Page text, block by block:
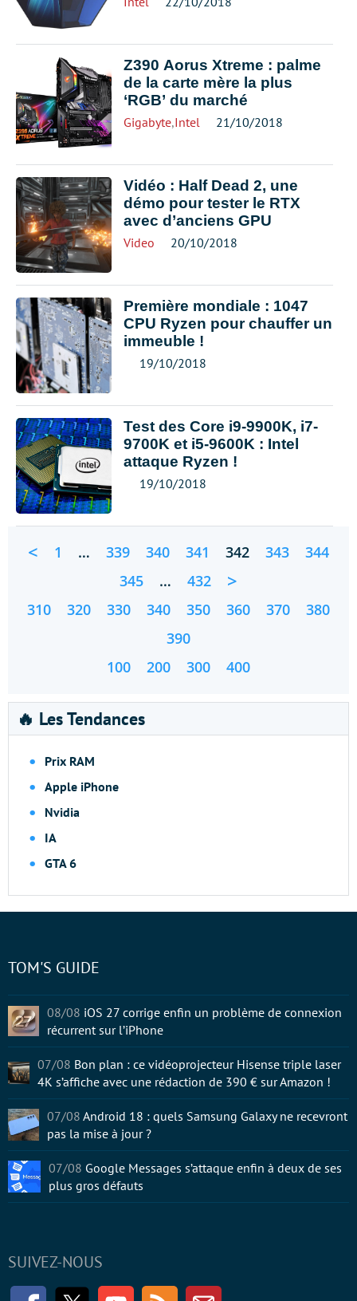
Z390 Aorus Xtreme : palme
de la carte mère la plus
‘RGB’ du marché
Gigabyte,Intel 21/10/2018
Vidéo : Half Dead 2, une
démo pour tester le RTX
avec d’anciens GPU
Video 20/10/2018
Première mondiale : 1047
CPU Ryzen pour chauffer un
immeuble !
19/10/2018
Test des Core i9-9900K, i7-
9700K et i5-9600K : Intel
attaque Ryzen !
19/10/2018
< 1 … 339 340 341 342 343
344
345
… 432 >
310 320 330 340 350 360 370
380
390
100
200 300 400
🔥 Les Tendances
Prix RAM
Apple iPhone
Nvidia
IA
GTA 6
SUIVEZ-NOUS
FacebookTwitter Youtube RSS Newsletter
TOM'S GUIDE
08/08 iOS 27 corrige enfin un problème de connexion
récurrent sur l’iPhone
07/08 Bon plan : ce vidéoprojecteur Hisense triple laser
4K s’affiche avec une rédaction de 390 € sur Amazon !
07/08 Android 18 : quels Samsung Galaxy ne recevront
pas la mise à jour ?
07/08 Google Messages s’attaque enfin à deux de ses
plus gros défauts